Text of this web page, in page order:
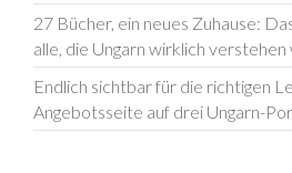
27 Bücher, ein neues Zuhause:
alle, die Ungarn wirklich verstehen
Endlich sichtbar für die richtigen
Angebotsseite auf drei Ungarn-